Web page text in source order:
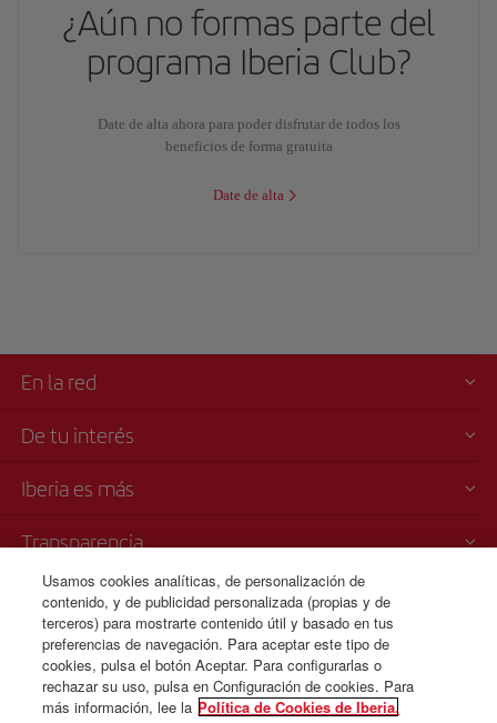
¿Aún no formas parte del
programa Iberia Club?
Date de alta ahora para poder disfrutar de todos los
beneficios de forma gratuita
Date de alta
En la red
De tu interés
Iberia es más
Transparencia
Venta telefónica
+420 0 2 3901 87 32
Lunes a domingo 09:00 - 20:00 horas (alemán). Lunes a domingo
00:00 - 24:00 horas ( español e inglés)
Usamos cookies analíticas, de personalización de
contenido, y de publicidad personalizada (propias y de
terceros) para mostrarte contenido útil y basado en tus
preferencias de navegación. Para aceptar este tipo de
cookies, pulsa el botón Aceptar. Para configurarlas o
rechazar su uso, pulsa en Configuración de cookies. Para
más información, lee la Política de Cookies de Iberia.